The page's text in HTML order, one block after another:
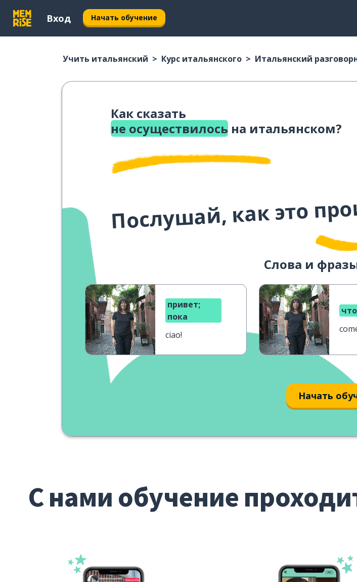
Вход Начать обучение
Учить итальянский Курс итальянского Итальянский
Как сказать
не осуществилось на итальянском?
Послушай, как это
Слова и
привет;
пока
ciao!
Начать
С нами обучение